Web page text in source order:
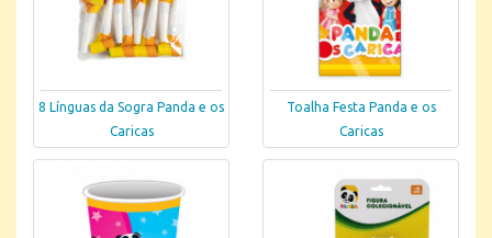
8 Línguas da Sogra Panda e os
Caricas
Toalha Festa Panda e os
Caricas